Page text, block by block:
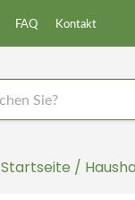
FAQ Kontakt
Startseite /